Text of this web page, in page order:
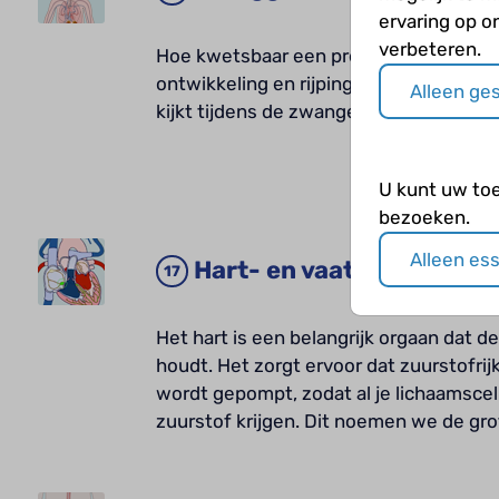
Hoe kwetsbaar een prematuur is,
ontwikkeling en rijping van belangrijke
kijkt tijdens de zwangerschap.
Hart- en vaatstelsel
Het hart is een belangrijk orgaan dat
houdt. Het zorgt ervoor dat
wordt gepompt, zodat al je
zuurstof krijgen. Dit noemen we de
ervaring op
verbeteren.
Alleen
U kunt uw
bezoeken.
Alleen